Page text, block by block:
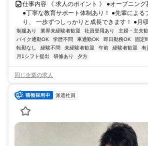
仕事内容 《 求人のポイント 》 ●オープニング
●丁寧な教育サポート体制あり！ ●先輩による
り、 一歩ずつしっかりと成長できます！ ●月
制服あり 業界未経験者歓迎 社員登用あり 主婦・主夫
バイク通勤OK
学歴不問 車通勤OK 即日勤務OK 固定
転勤なし
経験不問 未経験者歓迎 午前 経験者歓迎
有
月1シフト提出
研修あり 夕方
同じ企業の求人
派遣社員